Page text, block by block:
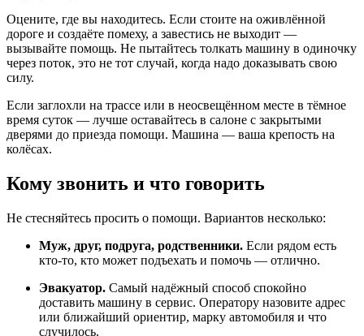
Оцените, где вы находитесь. Если стоите на оживлённой
дороге и создаёте помеху, а завестись не выходит —
вызывайте помощь. Не пытайтесь толкать машину в одиночку
через поток, это не тот случай, когда надо доказывать свою
силу.
Если заглохли на трассе или в неосвещённом месте в тёмное
время суток — лучше оставайтесь в салоне с закрытыми
дверями до приезда помощи. Машина — ваша крепость на
колёсах.
Кому звонить и что говорить
Не стесняйтесь просить о помощи. Вариантов несколько:
Муж, друг, подруга, родственники. Если рядом есть
кто-то, кто может подъехать и помочь — отлично.
Эвакуатор. Самый надёжный способ спокойно
доставить машину в сервис. Оператору назовите адрес
или ближайший ориентир, марку автомобиля и что
случилось.